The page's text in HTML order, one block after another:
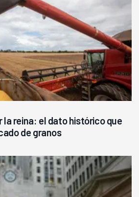
la reina: el dato histórico que
de granos